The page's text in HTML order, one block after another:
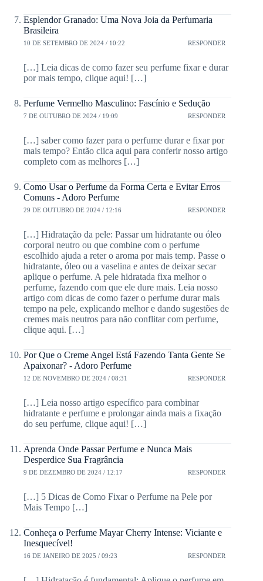
Esplendor Granado: Uma Nova Joia da Perfumaria
Brasileira
10 DE SETEMBRO DE 2024 / 10:22 RESPONDER
[…] Leia dicas de como fazer seu perfume fixar e durar
por mais tempo, clique aqui! […]
Perfume Vermelho Masculino: Fascínio e Sedução
7 DE OUTUBRO DE 2024 / 19:09 RESPONDER
[…] saber como fazer para o perfume durar e fixar por
mais tempo? Então clica aqui para conferir nosso artigo
completo com as melhores […]
Como Usar o Perfume da Forma Certa e Evitar Erros
Comuns - Adoro Perfume
29 DE OUTUBRO DE 2024 / 12:16 RESPONDER
[…] Hidratação da pele: Passar um hidratante ou óleo
corporal neutro ou que combine com o perfume
escolhido ajuda a reter o aroma por mais temp. Passe o
hidratante, óleo ou a vaselina e antes de deixar secar
aplique o perfume. A pele hidratada fixa melhor o
perfume, fazendo com que ele dure mais. Leia nosso
artigo com dicas de como fazer o perfume durar mais
tempo na pele, explicando melhor e dando sugestões de
cremes mais neutros para não conflitar com perfume,
clique aqui. […]
Por Que o Creme Angel Está Fazendo Tanta Gente Se
Apaixonar? - Adoro Perfume
12 DE NOVEMBRO DE 2024 / 08:31 RESPONDER
[…] Leia nosso artigo específico para combinar
hidratante e perfume e prolongar ainda mais a fixação
do seu perfume, clique aqui! […]
Aprenda Onde Passar Perfume e Nunca Mais
Desperdice Sua Fragrância
9 DE DEZEMBRO DE 2024 / 12:17 RESPONDER
[…] 5 Dicas de Como Fixar o Perfume na Pele por
Mais Tempo […]
Conheça o Perfume Mayar Cherry Intense: Viciante e
Inesquecível!
16 DE JANEIRO DE 2025 / 09:23 RESPONDER